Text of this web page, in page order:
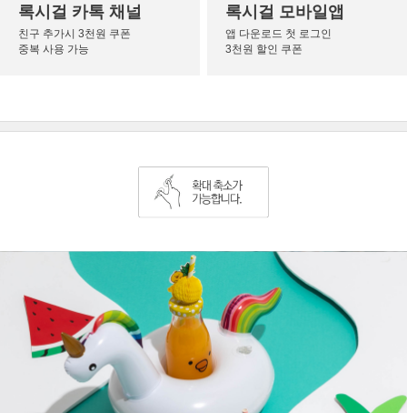
록시걸 카톡 채널
친구 추가시 3천원 쿠폰
중복 사용 가능
록시걸 모바일앱
앱 다운로드 첫 로그인
3천원 할인 쿠폰